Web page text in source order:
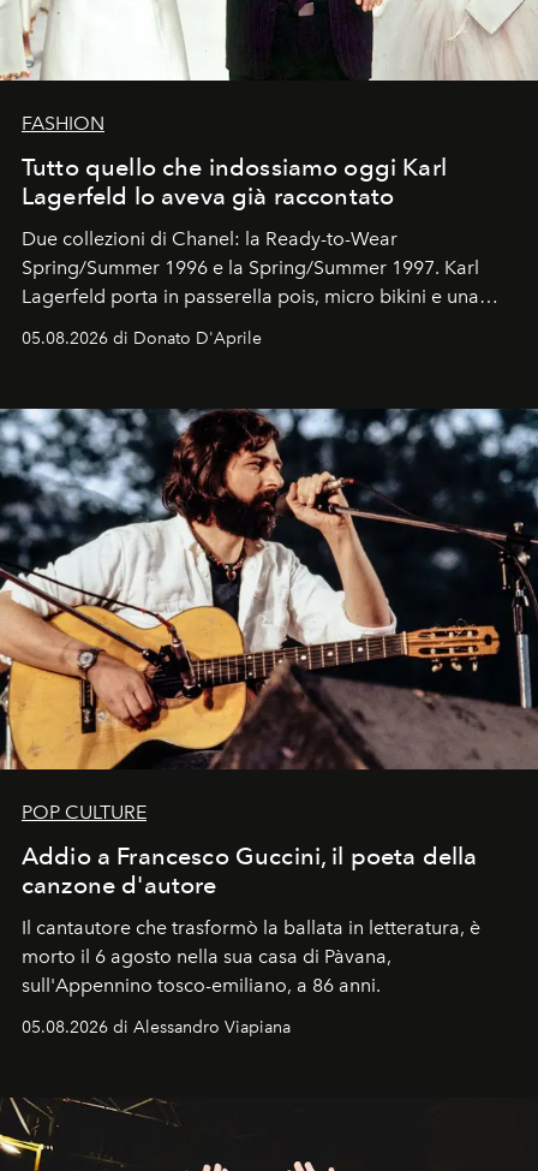
FASHION
Tutto quello che indossiamo oggi Karl
Lagerfeld lo aveva già raccontato
Due collezioni di Chanel: la Ready-to-Wear
Spring/Summer 1996 e la Spring/Summer 1997. Karl
Lagerfeld porta in passerella pois, micro bikini e una
logomania pensata per la spiaggia
Kate, Claudia e Carla una dietro l'altra. Trent'anni dopo,
uno dei documenti più contemporanei che abbiamo.
05.08.2026 di Donato D'Aprile
POP CULTURE
Addio a Francesco Guccini, il poeta della
canzone d'autore
Il cantautore che trasformò la ballata in letteratura, è
morto il 6 agosto nella sua casa di Pàvana,
sull'Appennino tosco-emiliano, a 86 anni.
05.08.2026 di Alessandro Viapiana